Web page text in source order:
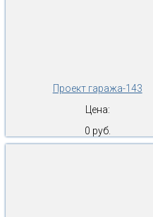
Проект гаража-143
Цена:
0 руб.